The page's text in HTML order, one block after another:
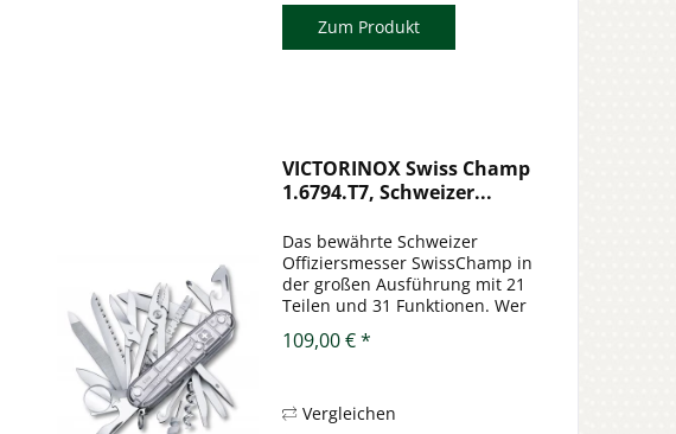
Zum Produkt
VICTORINOX Swiss Champ
1.6794.T7, Schweizer...
Das bewährte Schweizer
Offiziersmesser SwissChamp in
der großen Ausführung mit 21
Teilen und 31 Funktionen. Wer
als das letzte Wahlversprechen
Selbstverständlich in...
109,00 € *
Vergleichen